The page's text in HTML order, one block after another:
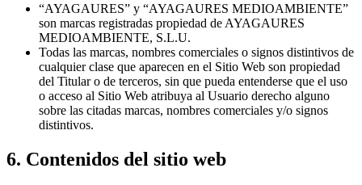
“AYAGAURES” y “AYAGAURES MEDIOAMBIENTE”
son marcas registradas propiedad de AYAGAURES
MEDIOAMBIENTE, S.L.U.
Todas las marcas, nombres comerciales o signos distintivos de
cualquier clase que aparecen en el Sitio Web son propiedad
del Titular o de terceros, sin que pueda entenderse que el uso
o acceso al Sitio Web atribuya al Usuario derecho alguno
sobre las citadas marcas, nombres comerciales y/o signos
distintivos.
6. Contenidos del sitio web